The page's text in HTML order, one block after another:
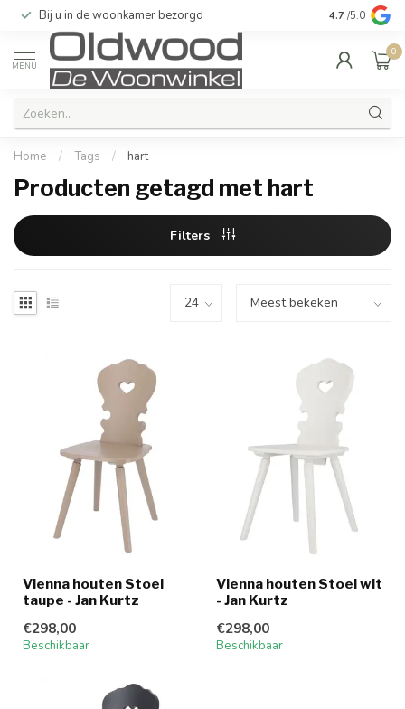
Bij u in de woonkamer bezorgd Kwaliteit &
4.7 /5.0
MENU
0
Home / Tags / hart
Producten getagd met hart
Filters
Vienna houten Stoel
taupe - Jan Kurtz
€298,00
Beschikbaar
Vienna houten Stoel wit
- Jan Kurtz
€298,00
Beschikbaar